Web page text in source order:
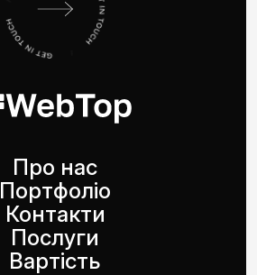
Про нас
Портфоліо
Контакти
Послуги
Вартість